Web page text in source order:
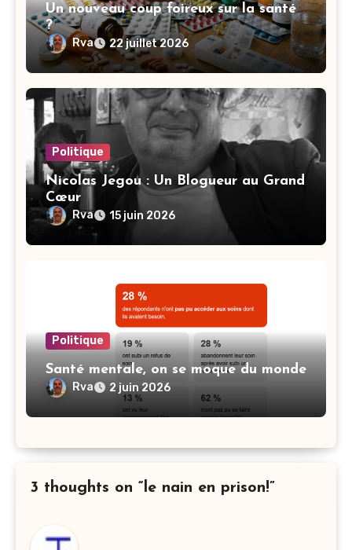
Un nouveau coup foireux sur la santé
?
Rva 22 juillet 2026
Politique
Nicolas Jegou : Un Blogueur au Grand
Cœur
Rva 15 juin 2026
Politique
Santé mentale, on se moque du monde
Rva 2 juin 2026
3 thoughts on “le nain en prison!”